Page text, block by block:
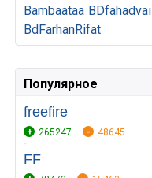
Bambaataa BDfahadvai
BdFarhanRifat
Популярное
freefire
265247 48645
FF